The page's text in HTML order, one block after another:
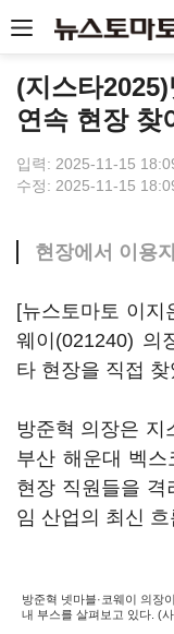
(지스타
연속 현장 찾
입력: 2025-11-15
수정: 2025-11-15
현장에서 이용
[뉴스토마토 이지
웨이(021240) 의
타 현장을 직접
방준혁 의장은 지
부산 해운대 벡
현장 직원들을 격
임 산업의 최신
방준혁 넷마블·코웨이 의장
내 부스를 살펴보고 있다. (